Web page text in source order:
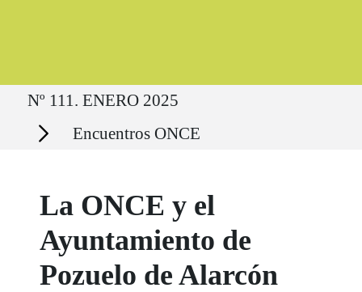
Ruta del sitio
Nº 111. ENERO 2025
Secciones Encuentros ONCE
La ONCE y el
Ayuntamiento de
Pozuelo de Alarcón